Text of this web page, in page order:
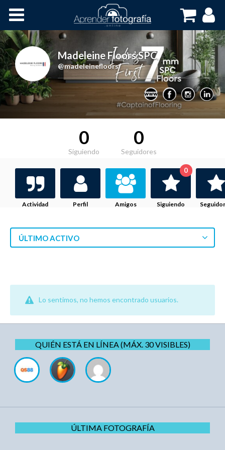
Cursos OnLine
Madeleine Floors SPC
@madeleinefloors
0
Siguiendo
0
Seguidores
Actividad Perfil Amigos Siguiendo
0
ÚLTIMO ACTIVO
Lo sentimos, no hemos encontrado usuarios.
QUIÉN ESTÁ EN LÍNEA (MÁX. 30 VISIBLES)
ÚLTIMA FOTOGRAFÍA